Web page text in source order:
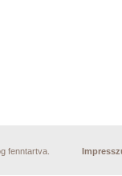
fenntartva.